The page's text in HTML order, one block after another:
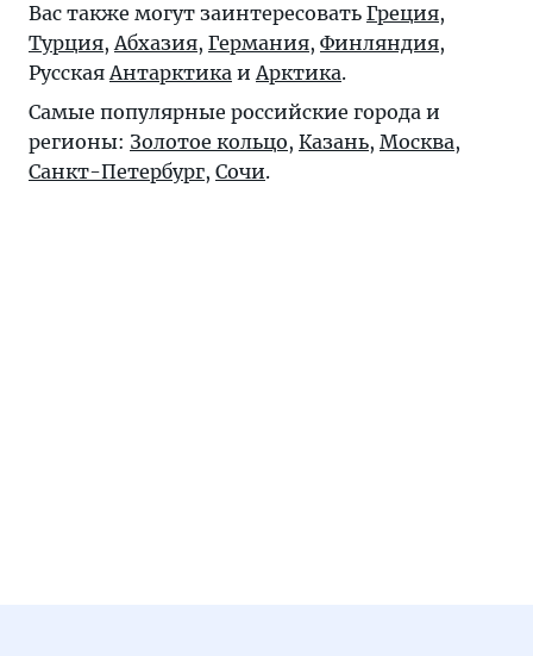
Вас также могут заинтересовать Греция,
Турция,Абхазия, Германия, Финляндия,
РусскаяАнтарктика иАрктика.
Самые популярные российские города и
регионы: Золотое кольцо, Казань, Москва,
Санкт-Петербург, Сочи.